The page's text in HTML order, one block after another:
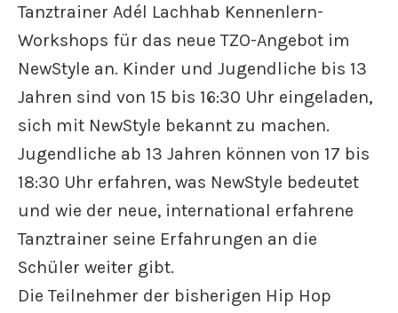
Tanztrainer Adél Lachhab Kennenlern-
Workshops für das neue TZO-Angebot im
NewStyle an. Kinder und Jugendliche bis 13
Jahren sind von 15 bis 16:30 Uhr eingeladen,
sich mit NewStyle bekannt zu machen.
Jugendliche ab 13 Jahren können von 17 bis
18:30 Uhr erfahren, was NewStyle bedeutet
und wie der neue, international erfahrene
Tanztrainer seine Erfahrungen an die
Schüler weiter gibt.
Die Teilnehmer der bisherigen Hip Hop